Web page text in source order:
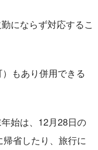
にならず対応するこ
もあり併用できる
始は、12月28日の
省したり、旅行に